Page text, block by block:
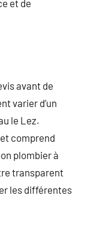
et de
avant de
varier d’un
le Lez.
comprend
plombier à
transparent
les différentes